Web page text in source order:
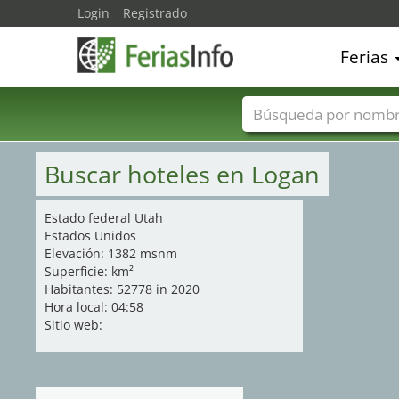
Buscar hoteles en Logan
Estado federal Utah
Estados Unidos
Elevación: 1382 msnm
Superficie: km²
Habitantes: 52778 in 2020
Hora local: 04:58
Sitio web:
Login Registrado
Ferias
Nombres de ferias